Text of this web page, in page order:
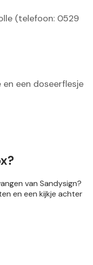
(telefoon: 0529
een doseerflesje
van Sandysign?
en een kijkje achter